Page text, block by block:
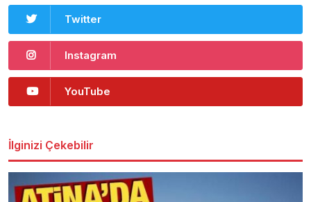
Twitter
Instagram
YouTube
İlginizi Çekebilir